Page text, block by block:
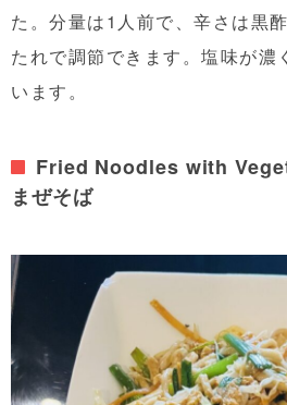
た。分量は1人前で、辛さは黒
たれで調節できます。塩味が濃
います。
Fried Noodles with
まぜそば